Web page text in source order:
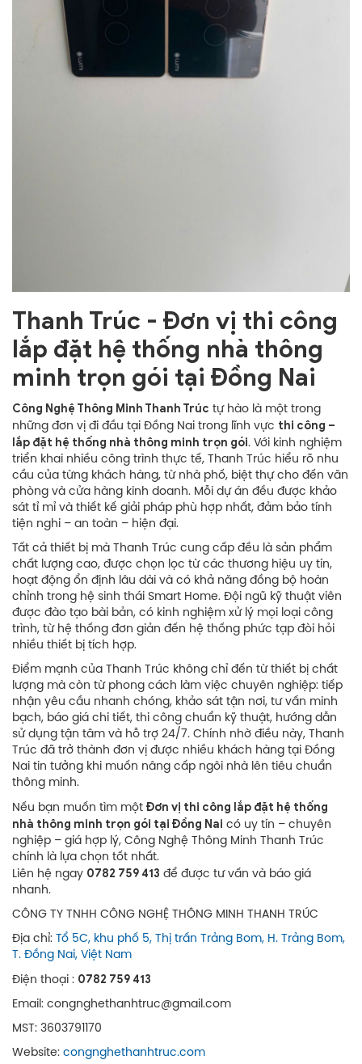
Thanh Trúc - Đơn vị thi công
lắp đặt hệ thống nhà thông
minh trọn gói tại Đồng Nai
Công Nghệ Thông Minh Thanh Trúc tự hào là một trong
những đơn vị đi đầu tại Đồng Nai trong lĩnh vực thi công –
lắp đặt hệ thống nhà thông minh trọn gói. Với kinh nghiệm
triển khai nhiều công trình thực tế, Thanh Trúc hiểu rõ nhu
cầu của từng khách hàng, từ nhà phố, biệt thự cho đến văn
phòng và cửa hàng kinh doanh. Mỗi dự án đều được khảo
sát tỉ mỉ và thiết kế giải pháp phù hợp nhất, đảm bảo tính
tiện nghi – an toàn – hiện đại.
Tất cả thiết bị mà Thanh Trúc cung cấp đều là sản phẩm
chất lượng cao, được chọn lọc từ các thương hiệu uy tín,
hoạt động ổn định lâu dài và có khả năng đồng bộ hoàn
chỉnh trong hệ sinh thái Smart Home. Đội ngũ kỹ thuật viên
được đào tạo bài bản, có kinh nghiệm xử lý mọi loại công
trình, từ hệ thống đơn giản đến hệ thống phức tạp đòi hỏi
nhiều thiết bị tích hợp.
Điểm mạnh của Thanh Trúc không chỉ đến từ thiết bị chất
lượng mà còn từ phong cách làm việc chuyên nghiệp: tiếp
nhận yêu cầu nhanh chóng, khảo sát tận nơi, tư vấn minh
bạch, báo giá chi tiết, thi công chuẩn kỹ thuật, hướng dẫn
sử dụng tận tâm và hỗ trợ 24/7. Chính nhờ điều này, Thanh
Trúc đã trở thành đơn vị được nhiều khách hàng tại Đồng
Nai tin tưởng khi muốn nâng cấp ngôi nhà lên tiêu chuẩn
thông minh.
Nếu bạn muốn tìm một Đơn vị thi công lắp đặt hệ thống
nhà thông minh trọn gói tại Đồng Nai có uy tín – chuyên
nghiệp – giá hợp lý, Công Nghệ Thông Minh Thanh Trúc
chính là lựa chọn tốt nhất.
Liên hệ ngay 0782 759 413 để được tư vấn và báo giá
nhanh.
CÔNG TY TNHH CÔNG NGHỆ THÔNG MINH THANH TRÚC
Địa chỉ: Tổ 5C, khu phố 5, Thị trấn Trảng Bom, H. Trảng Bom,
T. Đồng Nai, Việt Nam
Điện thoại : 0782 759 413
Email: congnghethanhtruc@gmail.com
MST: 3603791170
Website: congnghethanhtruc.com